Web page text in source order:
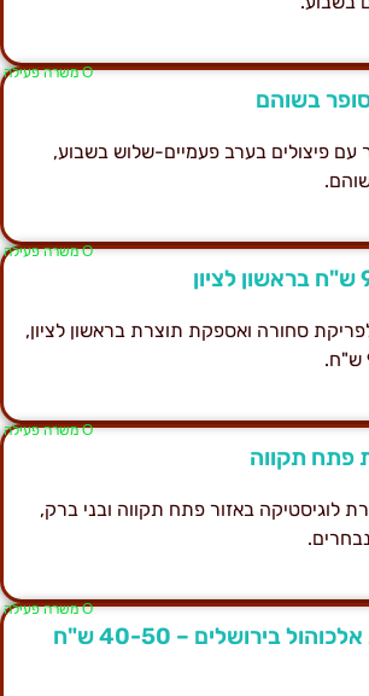
Ο משרה פעילה
בשוהם
פיצולים בערב פעמיים-שלוש בשבוע,
Ο משרה פעילה
סחורה ואספקת תוצרת בראשון לציון,
Ο משרה פעילה
תקווה
באזור פתח תקווה ובני ברק,
Ο משרה פעילה
סטודנט/ית לחנות אלכוהול בירושלים – 40-50 ש"ח